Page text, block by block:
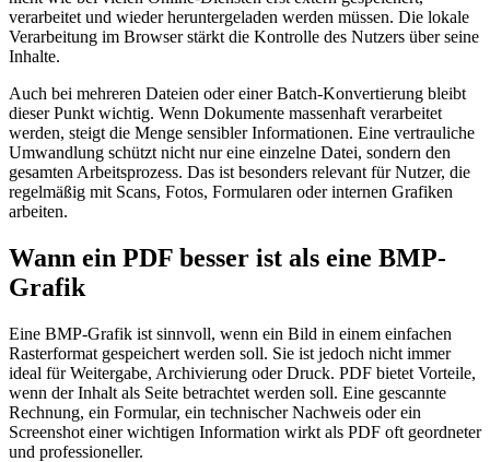
verarbeitet und wieder heruntergeladen werden müssen. Die lokale
Verarbeitung im Browser stärkt die Kontrolle des Nutzers über seine
Inhalte.
Auch bei mehreren Dateien oder einer Batch-Konvertierung bleibt
dieser Punkt wichtig. Wenn Dokumente massenhaft verarbeitet
werden, steigt die Menge sensibler Informationen. Eine vertrauliche
Umwandlung schützt nicht nur eine einzelne Datei, sondern den
gesamten Arbeitsprozess. Das ist besonders relevant für Nutzer, die
regelmäßig mit Scans, Fotos, Formularen oder internen Grafiken
arbeiten.
Wann ein PDF besser ist als eine BMP-
Grafik
Eine BMP-Grafik ist sinnvoll, wenn ein Bild in einem einfachen
Rasterformat gespeichert werden soll. Sie ist jedoch nicht immer
ideal für Weitergabe, Archivierung oder Druck. PDF bietet Vorteile,
wenn der Inhalt als Seite betrachtet werden soll. Eine gescannte
Rechnung, ein Formular, ein technischer Nachweis oder ein
Screenshot einer wichtigen Information wirkt als PDF oft geordneter
und professioneller.